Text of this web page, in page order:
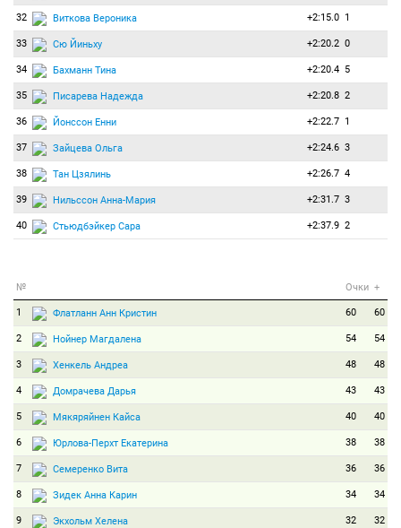
32 Виткова Вероника +2:15.0 1
33 Сю Йиньху +2:20.2 0
34 Бахманн Тина +2:20.4 5
35 Писарева Надежда +2:20.8 2
36 Йонссон Енни +2:22.7 1
37 Зайцева Ольга +2:24.6 3
38 Тан Цзялинь +2:26.7 4
39 Нильcсон Анна-Мария +2:31.7 3
40 Стьюдбэйкер Сара +2:37.9 2
№ Очки +
1 Флатланн Анн Кристин 60 60
2 Нойнер Магдалена 54 54
3 Хенкель Андреа 48 48
4 Домрачева Дарья 43 43
5 Мякяряйнен Кайса 40 40
6 Юрлова-Перхт Екатерина 38 38
7 Семеренко Вита 36 36
8 Зидек Анна Карин 34 34
9 Экхольм Хелена 32 32